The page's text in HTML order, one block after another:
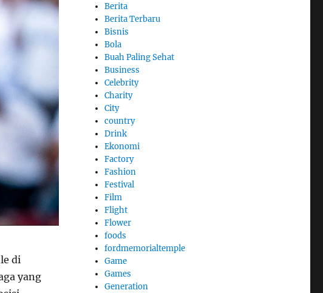
di
yang
Berita
Berita Terbaru
Bisnis
Bola
Buah Paling Sehat
Business
Celebrity
Charity
City
country
Drink
Ekonomi
Factory
Fashion
Festival
Film
Flight
Flower
foods
fordmemorialtemple
Game
Games
Generation